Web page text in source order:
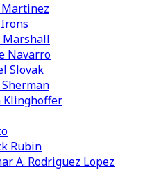
Navarro
Slovak
Klinghoffer
Rubin
A. Rodriguez Lopez